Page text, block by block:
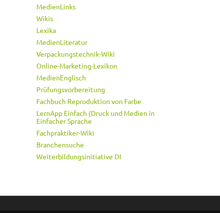
MedienLinks
Wikis
Lexika
MedienLiteratur
Verpackungstechnik-Wiki
Online-Marketing-Lexikon
MedienEnglisch
Prüfungsvorbereitung
Fachbuch Reproduktion von Farbe
LernApp Einfach (Druck und Medien in
Einfacher Sprache
Fachpraktiker-Wiki
Branchensuche
Weiterbildungsinitiative DI